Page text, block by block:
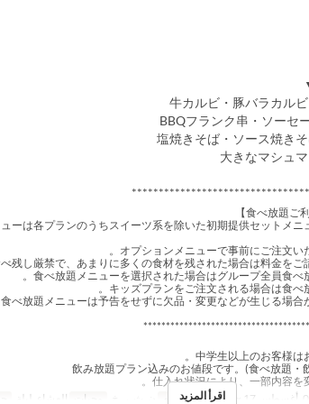
ューは各プランのうちスイーツ系を除いた初期提供セットメ
وجبات العشاء, ليلة اقرأ المزيد